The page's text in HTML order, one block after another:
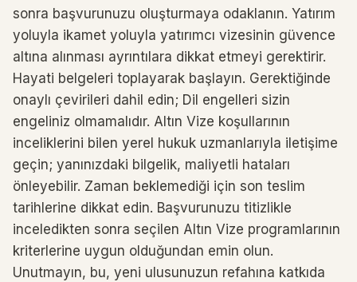
sonra başvurunuzu oluşturmaya odaklanın. Yatırım
yoluyla ikamet yoluyla yatırımcı vizesinin güvence
altına alınması ayrıntılara dikkat etmeyi gerektirir.
Hayati belgeleri toplayarak başlayın. Gerektiğinde
onaylı çevirileri dahil edin; Dil engelleri sizin
engeliniz olmamalıdır. Altın Vize koşullarının
inceliklerini bilen yerel hukuk uzmanlarıyla iletişime
geçin; yanınızdaki bilgelik, maliyetli hataları
önleyebilir. Zaman beklemediği için son teslim
tarihlerine dikkat edin. Başvurunuzu titizlikle
inceledikten sonra seçilen Altın Vize programlarının
kriterlerine uygun olduğundan emin olun.
Unutmayın, bu, yeni ulusunuzun refahına katkıda